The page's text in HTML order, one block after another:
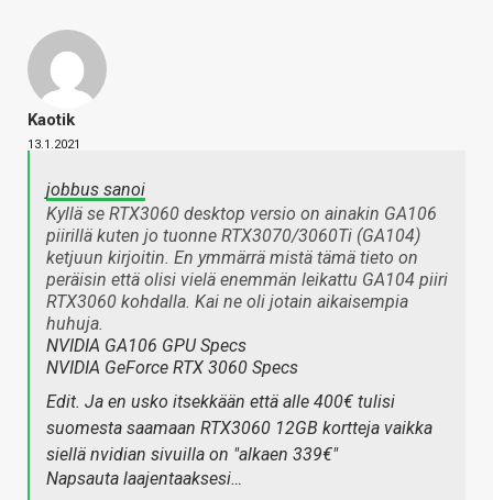
Kaotik
13.1.2021
jobbus sanoi
Kyllä se RTX3060 desktop versio on ainakin GA106
piirillä kuten jo tuonne RTX3070/3060Ti (GA104)
ketjuun kirjoitin. En ymmärrä mistä tämä tieto on
peräisin että olisi vielä enemmän leikattu GA104 piiri
RTX3060 kohdalla. Kai ne oli jotain aikaisempia
huhuja.
NVIDIA GA106 GPU Specs
NVIDIA GeForce RTX 3060 Specs
Edit. Ja en usko itsekkään että alle 400€ tulisi
suomesta saamaan RTX3060 12GB kortteja vaikka
siellä nvidian sivuilla on "alkaen 339€"
Napsauta laajentaaksesi…